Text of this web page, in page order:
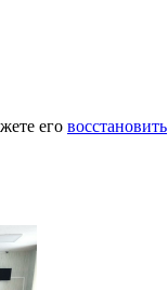
его восстановить